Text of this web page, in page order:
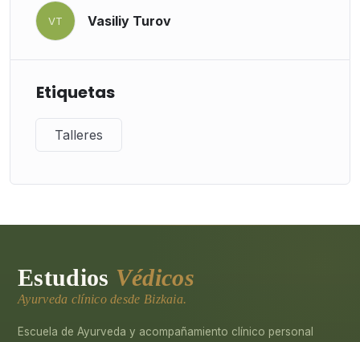
VT Vasiliy Turov
Etiquetas
Talleres
Estudios Védicos
Ayurveda clínico desde Bizkaia.
Escuela de Ayurveda y acompañamiento clínico personal